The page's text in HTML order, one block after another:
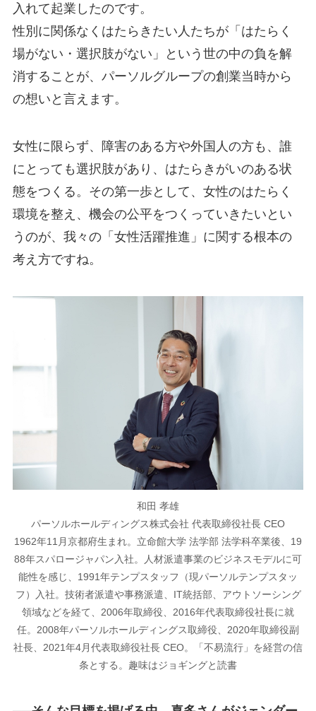
入れて起業したのです。
性別に関係なくはたらきたい人たちが「はたらく
場がない・選択肢がない」という世の中の負を解
消することが、パーソルグループの創業当時から
の想いと言えます。
女性に限らず、障害のある方や外国人の方も、誰
にとっても選択肢があり、はたらきがいのある状
態をつくる。その第一歩として、女性のはたらく
環境を整え、機会の公平をつくっていきたいとい
うのが、我々の「女性活躍推進」に関する根本の
考え方ですね。
和田 孝雄
パーソルホールディングス株式会社 代表取締役社長 CEO
1962年11月京都府生まれ。立命館大学 法学部 法学科卒業後、19
88年スパロージャパン入社。人材派遣事業のビジネスモデルに可
能性を感じ、1991年テンプスタッフ（現パーソルテンプスタッ
フ）入社。技術者派遣や事務派遣、IT統括部、アウトソーシング
領域などを経て、2006年取締役、2016年代表取締役社長に就
任。2008年パーソルホールディングス取締役、2020年取締役副
社長、2021年4月代表取締役社長 CEO。「不易流行」を経営の信
条とする。趣味はジョギングと読書